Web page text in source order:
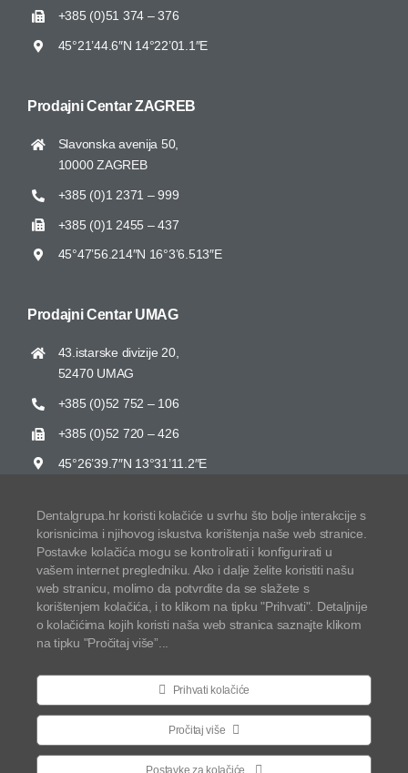
+385 (0)51 374 – 376
45°21’44.6″N 14°22’01.1″E
Prodajni CentarZAGREB
Slavonska avenija 50,
10000 ZAGREB
+385 (0)1 2371 – 999
+385 (0)1 2455 – 437
45°47’56.214″N 16°3’6.513″E
Prodajni Centar UMAG
43.istarske divizije 20,
52470 UMAG
+385 (0)52 752 – 106
+385 (0)52 720 – 426
45°26’39.7″N 13°31’11.2″E
Zaštita osobnih podataka
Izjava o korištenju Kolačića
Izjava o pristupačnosti
© Copyright Dentalgrupa d.o.o. | All Rights Reserved |
Powered byStudio Web Art
Dentalgrupa.hr koristi kolačiće u svrhu što bolje interakcije s
korisnicima i njihovog iskustva korištenja naše web stranice.
Postavke kolačića mogu se kontrolirati i konfigurirati u
vašem internet pregledniku. Ako i dalje želite koristiti našu
web stranicu, molimo da potvrdite da se slažete s
korištenjem kolačića, i to klikom na tipku "Prihvati". Detaljnije
o kolačićima kojih koristi naša web stranica saznajte klikom
na tipku "Pročitaj više”...
Prihvati kolačiće
Pročitaj više
Postavke za kolačiće